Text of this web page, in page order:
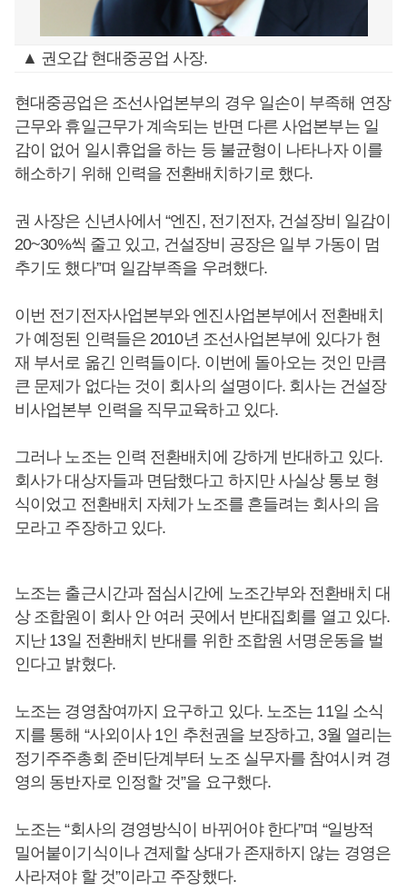
▲ 권오갑 현대중공업 사장.
현대중공업은 조선사업본부의 경우 일손이 부족해 연장
근무와 휴일근무가 계속되는 반면 다른 사업본부는 일
감이 없어 일시휴업을 하는 등 불균형이 나타나자 이를
해소하기 위해 인력을 전환배치하기로 했다.
권 사장은 신년사에서 “엔진, 전기전자, 건설장비 일감이
20~30%씩 줄고 있고, 건설장비 공장은 일부 가동이 멈
추기도 했다”며 일감부족을 우려했다.
이번 전기전자사업본부와 엔진사업본부에서 전환배치
가 예정된 인력들은 2010년 조선사업본부에 있다가 현
재 부서로 옮긴 인력들이다. 이번에 돌아오는 것인 만큼
큰 문제가 없다는 것이 회사의 설명이다. 회사는 건설장
비사업본부 인력을 직무교육하고 있다.
그러나 노조는 인력 전환배치에 강하게 반대하고 있다.
회사가 대상자들과 면담했다고 하지만 사실상 통보 형
식이었고 전환배치 자체가 노조를 흔들려는 회사의 음
모라고 주장하고 있다.
노조는 출근시간과 점심시간에 노조간부와 전환배치 대
상 조합원이 회사 안 여러 곳에서 반대집회를 열고 있다.
지난 13일 전환배치 반대를 위한 조합원 서명운동을 벌
인다고 밝혔다.
노조는 경영참여까지 요구하고 있다. 노조는 11일 소식
지를 통해 “사외이사 1인 추천권을 보장하고, 3월 열리는
정기주주총회 준비단계부터 노조 실무자를 참여시켜 경
영의 동반자로 인정할 것”을 요구했다.
노조는 “회사의 경영방식이 바뀌어야 한다”며 “일방적
밀어붙이기식이나 견제할 상대가 존재하지 않는 경영은
사라져야 할 것”이라고 주장했다.